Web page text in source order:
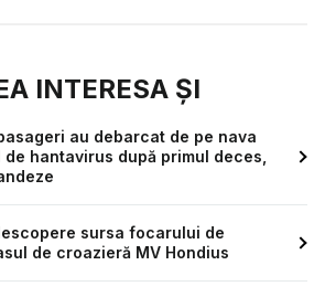
INTERESA ȘI
au debarcat de pe nava
hantavirus după primul deces,
sursa focarului de
de croazieră MV Hondius